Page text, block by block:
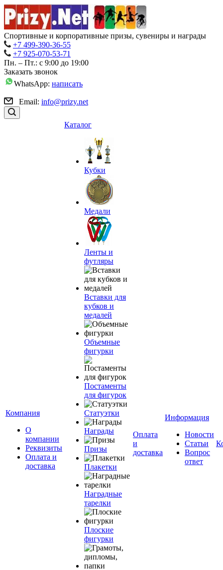
Спортивные и корпоративные призы, сувениры и награды
+7 499-390-36-55
+7 925-070-53-71
Пн. – Пт.: с 9:00 до 19:00
Заказать звонок
WhatsApp: написать
Email: info@prizy.net
Компания
О
компании
Реквизиты
Оплата и
доставка
Каталог
Кубки
Медали
Ленты и
футляры
Вставки для
кубков и
медалей
Объемные
фигурки
Постаменты
для фигурок
Статуэтки
Награды
Призы
Плакетки
Наградные
тарелки
Плоские
фигурки
Оплата
и
доставка
Информация
Новости
Статьи
Вопрос
ответ